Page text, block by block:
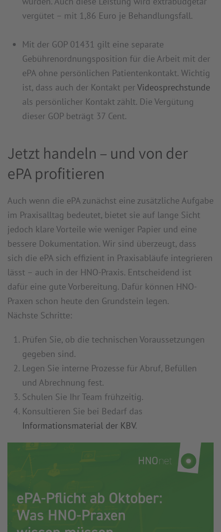
vergütet – mit 1,86 Euro je Behandlungsfall.
Mit der GOP 01431 gilt eine separate
Gebührenordnungsposition für die Arbeit mit der
ePA ohne persönlichen Patientenkontakt. Wichtig
ist, dass auch der Kontakt perVideosprechstunde
als persönlicher Kontakt zählt. Die Vergütung
dieser GOP beträgt 37 Cent.
Jetzt handeln – und von der
ePA profitieren
Auch wenn die ePA zunächst eine zusätzliche Aufgabe
im Praxisalltag bedeutet, bietet sie auf lange Sicht
jedoch klare Vorteile wie weniger Papier und eine
bessere Dokumentation. Wir sind überzeugt, dass
sich die ePA sich effizient in Praxisabläufe integrieren
lässt – auch in der HNO-Praxis. Entscheidend ist
dafür eine gute Vorbereitung. Dafür können HNO-
Praxen schon heute den Grundstein legen.
Nächste Schritte:
Prüfen Sie, ob die technischen Voraussetzungen
gegeben sind.
Legen Sie interne Prozesse für Abruf, Befüllen
und Abrechnung fest.
Schulen Sie Ihr Team frühzeitig.
Konsultieren Sie bei Bedarf das
Informationsmaterial der KBV.